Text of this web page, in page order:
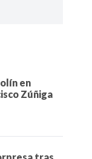
en
Zúñiga